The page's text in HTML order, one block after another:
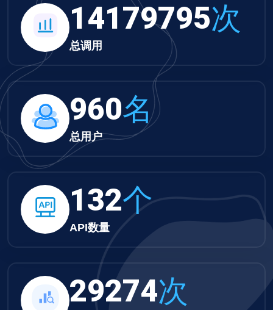
14179795次
总调用
960名
总用户
132个
API数量
29274次